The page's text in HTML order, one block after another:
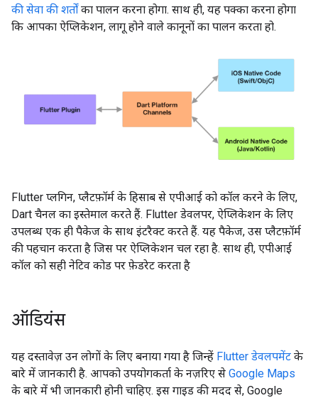
की सेवा की शर्तोंका पालन करना होगा. साथ ही, यह पक्का करना होगा
कि आपका ऐप्लिकेशन, लागू होने वाले कानूनों का पालन करता हो.
Flutter प्लगिन, प्लैटफ़ॉर्म के हिसाब से एपीआई को कॉल करने के लिए,
Dart चैनल का इस्तेमाल करते हैं. Flutter डेवलपर, ऐप्लिकेशन के लिए
उपलब्ध एक ही पैकेज के साथ इंटरैक्ट करते हैं. यह पैकेज, उस प्लैटफ़ॉर्म
की पहचान करता है जिस पर ऐप्लिकेशन चल रहा है. साथ ही, एपीआई
कॉल को सही नेटिव कोड पर फ़ेडरेट करता है
ऑडियंस
यह दस्तावेज़ उन लोगों के लिए बनाया गया है जिन्हें Flutter डेवलपमेंट के
बारे में जानकारी है. आपको उपयोगकर्ता के नज़रिए से Google Maps
के बारे में भी जानकारी होनी चाहिए. इस गाइड की मदद से, Google